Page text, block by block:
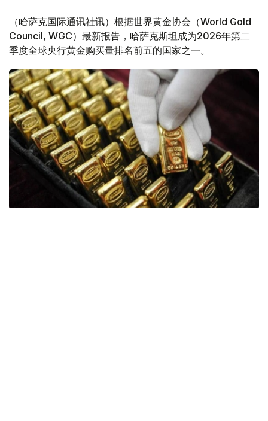
（哈萨克国际通讯社讯）根据世界黄金协会（World Gold
Council, WGC）最新报告，哈萨克斯坦成为2026年第二
季度全球央行黄金购买量排名前五的国家之一。